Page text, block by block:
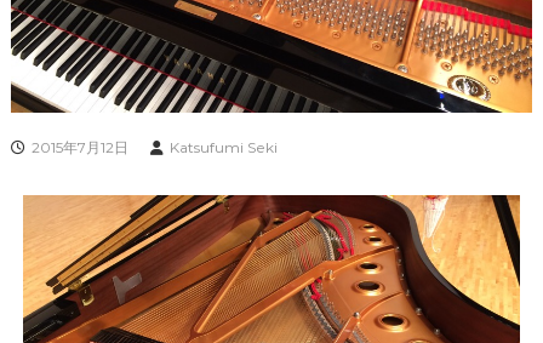
2015年7月12日 Katsufumi Seki